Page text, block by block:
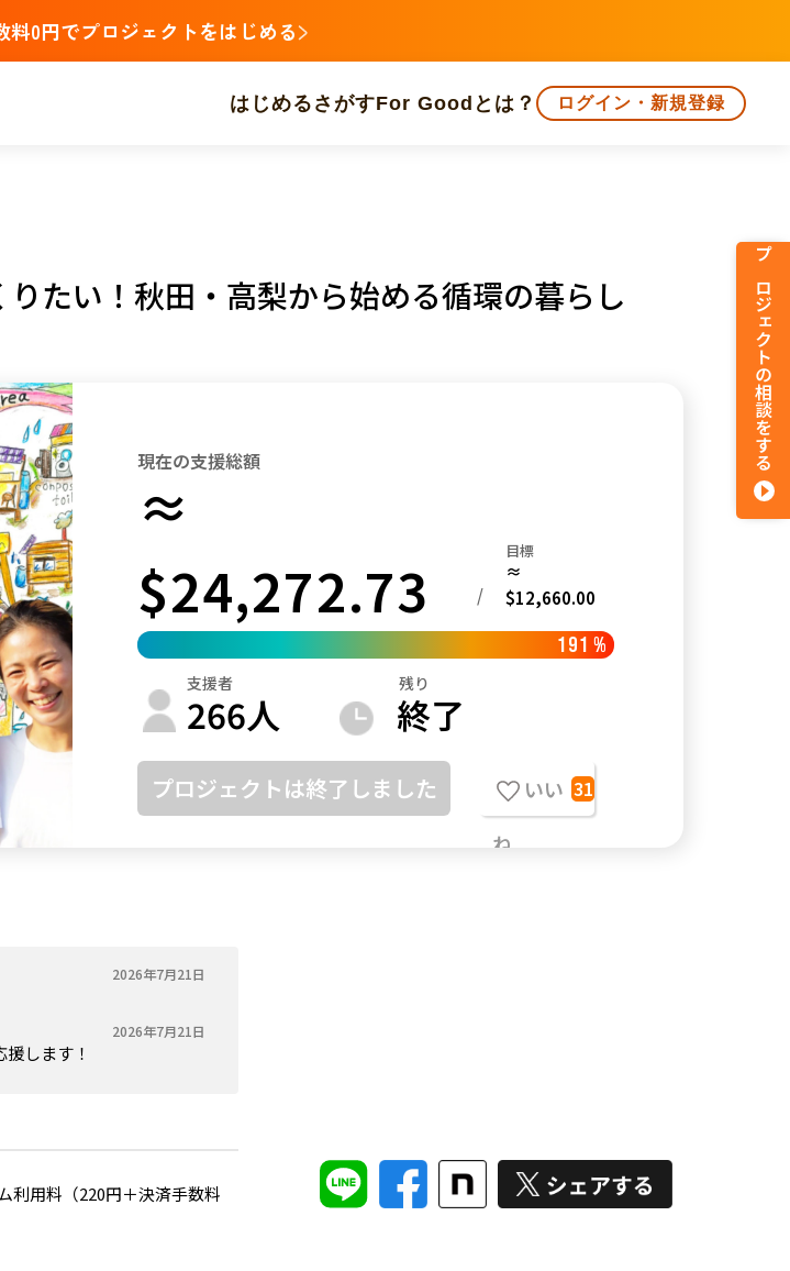
料0円でプロジェクトをはじめる
はじめる さがすFor Goodとは？ ログイン・新規登録
玉 千葉
福井 山梨
阪 兵庫
島 山口
知
本 大分 鹿児島 沖縄
たい！秋田・高梨から始める循環の暮らし
現在の支援総額
≈
$24,272.73
/
目標
≈
$12,660.00
191 %
支援者
266人
残り
終了
プロジェクトは終了しました
いい
ね
31
2026年7月21日
2026年7月21日
します！
利用料（220円＋決済手数料
プロジェクトの相談をする